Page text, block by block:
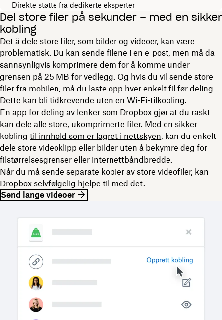
Direkte støtte fra dedikerte eksperter
Del store filer på sekunder – med en sikker
kobling
Det å dele store filer, som bilder og videoer, kan være
problematisk. Du kan sende filene i en e-post, men må da
sannsynligvis komprimere dem for å komme under
grensen på 25 MB for vedlegg. Og hvis du vil sende store
filer fra mobilen, må du laste opp hver enkelt fil før deling.
Dette kan bli tidkrevende uten en Wi-Fi-tilkobling.
En app for deling av lenker som Dropbox gjør at du raskt
kan dele alle store, ukomprimerte filer. Med en sikker
kobling til innhold som er lagret i nettskyen, kan du enkelt
dele store videoklipp eller bilder uten å bekymre deg for
filstørrelsesgrenser eller internettbåndbredde.
Når du må sende separate kopier av store videofiler, kan
Dropbox selvfølgelig hjelpe til med det.
Send lange videoer